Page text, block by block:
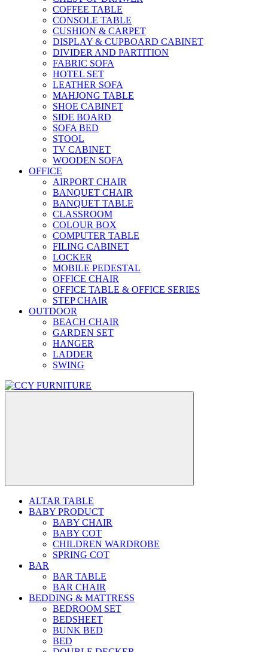
COFFEE TABLE
CONSOLE TABLE
CUSHION & CARPET
DISPLAY & CUPBOARD CABINET
DIVIDER AND PARTITION
FABRIC SOFA
HOTEL SET
LEATHER SOFA
MAHJONG TABLE
SHOE CABINET
SIDE BOARD
SOFA BED
STOOL
TV CABINET
WOODEN SOFA
OFFICE
AIRPORT CHAIR
BANQUET CHAIR
BANQUET TABLE
CLASSROOM
COLOUR BOX
COMPUTER TABLE
FILING CABINET
LOCKER
MOBILE PEDESTAL
OFFICE CHAIR
OFFICE TABLE & OFFICE SERIES
STEP CHAIR
OUTDOOR
BEACH CHAIR
GARDEN SET
HANGER
LADDER
SWING
ALTAR TABLE
BABY PRODUCT
BABY CHAIR
BABY COT
CHILDREN WARDROBE
SPRING COT
BAR
BAR TABLE
BAR CHAIR
BEDDING & MATTRESS
BEDROOM SET
BEDSHEET
BUNK BED
BED